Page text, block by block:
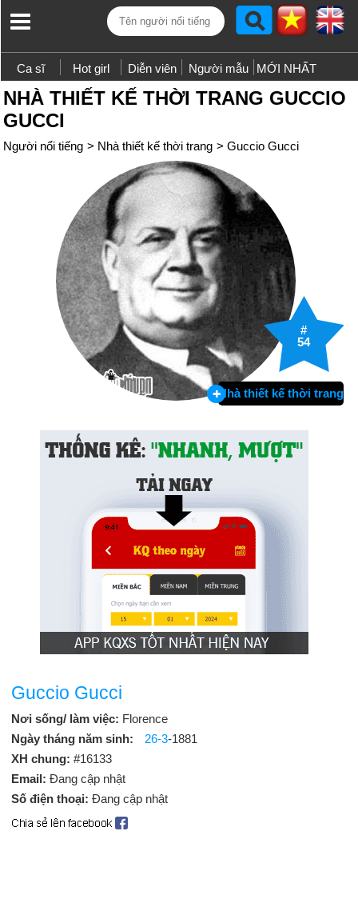
Ca sĩ Hot girl Diễn viên Người mẫu MỚI NHẤT
NHÀ THIẾT KẾ THỜI TRANG GUCCIO
GUCCI
Người nổi tiếng > Nhà thiết kế thời trang > Guccio Gucci
#
54
Nhà thiết kế thời trang
Guccio Gucci
Nơi sống/ làm việc: Florence
Ngày tháng năm sinh:
26-3-1881
XH chung: #16133
Email: Đang cập nhật
Số điện thoại: Đang cập nhật